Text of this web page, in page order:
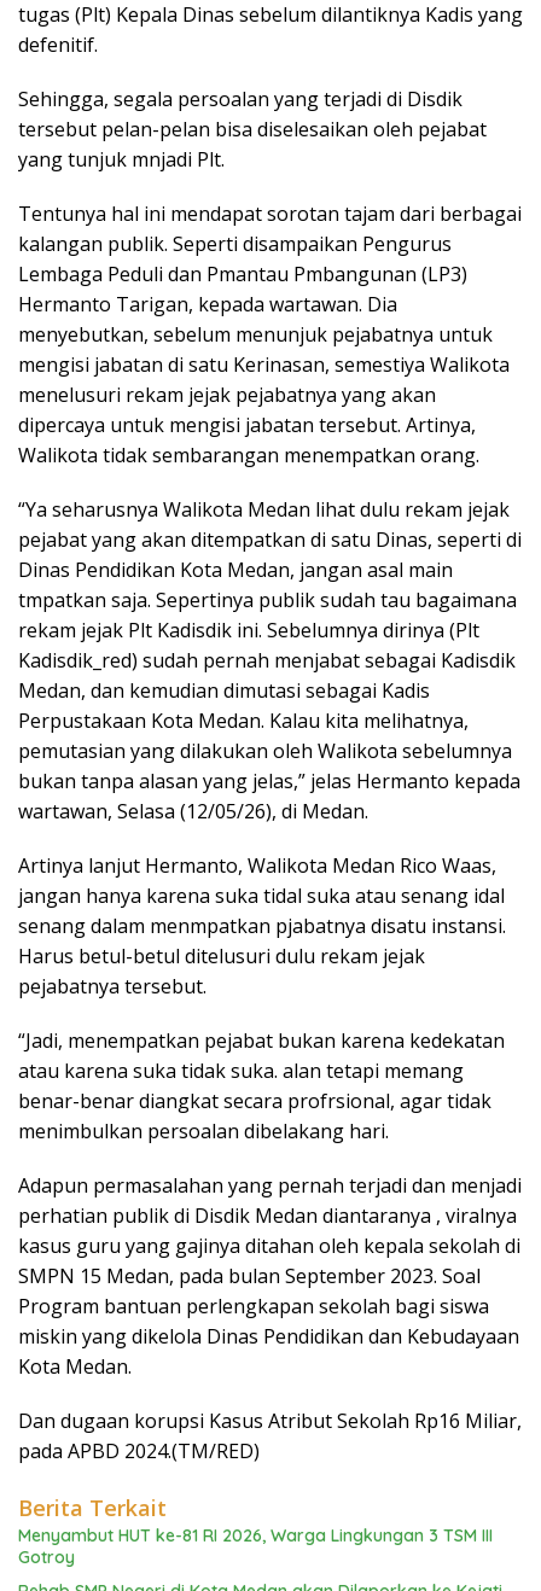
tugas (Plt) Kepala Dinas sebelum dilantiknya Kadis yang
defenitif.
Sehingga, segala persoalan yang terjadi di Disdik
tersebut pelan-pelan bisa diselesaikan oleh pejabat
yang tunjuk mnjadi Plt.
Tentunya hal ini mendapat sorotan tajam dari berbagai
kalangan publik. Seperti disampaikan Pengurus
Lembaga Peduli dan Pmantau Pmbangunan (LP3)
Hermanto Tarigan, kepada wartawan. Dia
menyebutkan, sebelum menunjuk pejabatnya untuk
mengisi jabatan di satu Kerinasan, semestiya Walikota
menelusuri rekam jejak pejabatnya yang akan
dipercaya untuk mengisi jabatan tersebut. Artinya,
Walikota tidak sembarangan menempatkan orang.
“Ya seharusnya Walikota Medan lihat dulu rekam jejak
pejabat yang akan ditempatkan di satu Dinas, seperti di
Dinas Pendidikan Kota Medan, jangan asal main
tmpatkan saja. Sepertinya publik sudah tau bagaimana
rekam jejak Plt Kadisdik ini. Sebelumnya dirinya (Plt
Kadisdik_red) sudah pernah menjabat sebagai Kadisdik
Medan, dan kemudian dimutasi sebagai Kadis
Perpustakaan Kota Medan. Kalau kita melihatnya,
pemutasian yang dilakukan oleh Walikota sebelumnya
bukan tanpa alasan yang jelas,” jelas Hermanto kepada
wartawan, Selasa (12/05/26), di Medan.
Artinya lanjut Hermanto, Walikota Medan Rico Waas,
jangan hanya karena suka tidal suka atau senang idal
senang dalam menmpatkan pjabatnya disatu instansi.
Harus betul-betul ditelusuri dulu rekam jejak
pejabatnya tersebut.
“Jadi, menempatkan pejabat bukan karena kedekatan
atau karena suka tidak suka. alan tetapi memang
benar-benar diangkat secara profrsional, agar tidak
menimbulkan persoalan dibelakang hari.
Adapun permasalahan yang pernah terjadi dan menjadi
perhatian publik di Disdik Medan diantaranya , viralnya
kasus guru yang gajinya ditahan oleh kepala sekolah di
SMPN 15 Medan, pada bulan September 2023. Soal
Program bantuan perlengkapan sekolah bagi siswa
miskin yang dikelola Dinas Pendidikan dan Kebudayaan
Kota Medan.
Dan dugaan korupsi Kasus Atribut Sekolah Rp16 Miliar,
pada APBD 2024.(TM/RED)
Berita Terkait
Menyambut HUT ke-81 RI 2026, Warga Lingkungan 3 TSM III
Gotroy